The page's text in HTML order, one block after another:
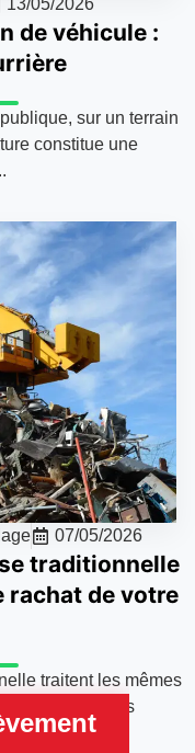
de véhicule :
sur un terrain
constitue une
07/05/2026
traditionnelle
rachat de votre
traitent les mêmes
des logiques